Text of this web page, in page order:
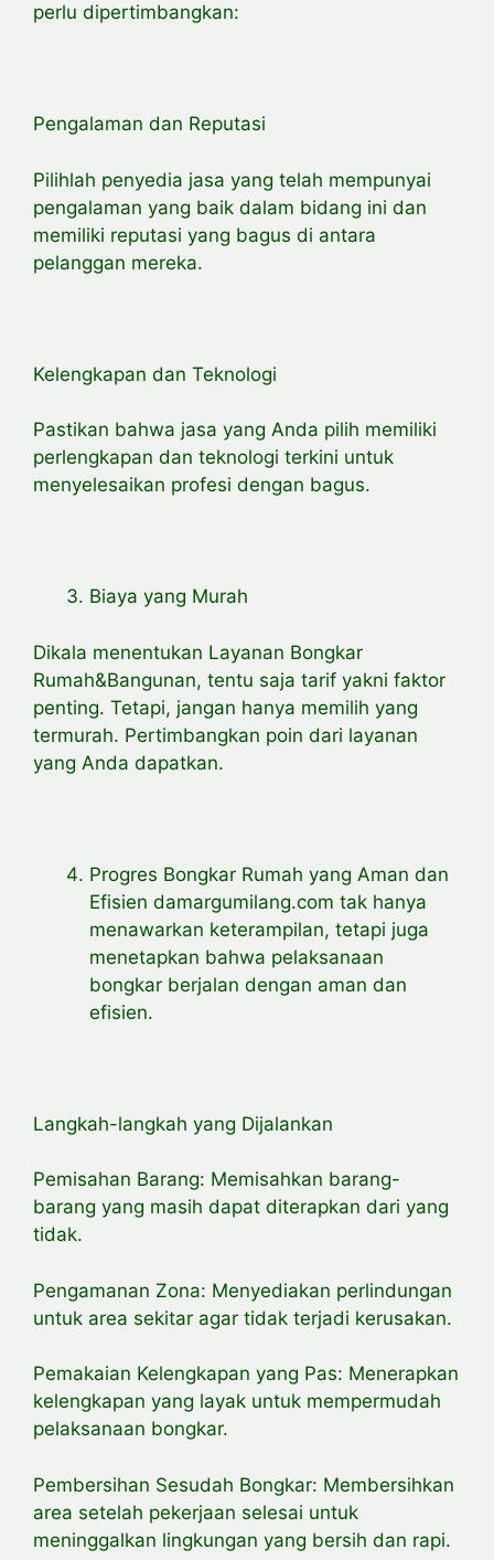
perlu dipertimbangkan:
Pengalaman dan Reputasi
Pilihlah penyedia jasa yang telah mempunyai
pengalaman yang baik dalam bidang ini dan
memiliki reputasi yang bagus di antara
pelanggan mereka.
Kelengkapan dan Teknologi
Pastikan bahwa jasa yang Anda pilih memiliki
perlengkapan dan teknologi terkini untuk
menyelesaikan profesi dengan bagus.
Biaya yang Murah
Dikala menentukan Layanan Bongkar
Rumah&Bangunan, tentu saja tarif yakni faktor
penting. Tetapi, jangan hanya memilih yang
termurah. Pertimbangkan poin dari layanan
yang Anda dapatkan.
Progres Bongkar Rumah yang Aman dan
Efisien damargumilang.com tak hanya
menawarkan keterampilan, tetapi juga
menetapkan bahwa pelaksanaan
bongkar berjalan dengan aman dan
efisien.
Langkah-langkah yang Dijalankan
Pemisahan Barang: Memisahkan barang-
barang yang masih dapat diterapkan dari yang
tidak.
Pengamanan Zona: Menyediakan perlindungan
untuk area sekitar agar tidak terjadi kerusakan.
Pemakaian Kelengkapan yang Pas: Menerapkan
kelengkapan yang layak untuk mempermudah
pelaksanaan bongkar.
Pembersihan Sesudah Bongkar: Membersihkan
area setelah pekerjaan selesai untuk
meninggalkan lingkungan yang bersih dan rapi.